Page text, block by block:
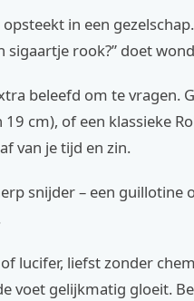
in een
sigaartje rook?” doet
beleefd om te vragen.
19 cm), of een klassieke
van je tijd en zin.
snijder – een guillotine
lucifer, liefst zonder
voet gelijkmatig gloeit.